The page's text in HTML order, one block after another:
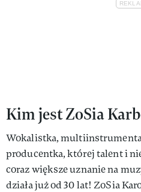
Kim jest ZoSia
Wokalistka,
producentka, której talent i
coraz większe uznanie na
działa już od 30 lat! ZoSia